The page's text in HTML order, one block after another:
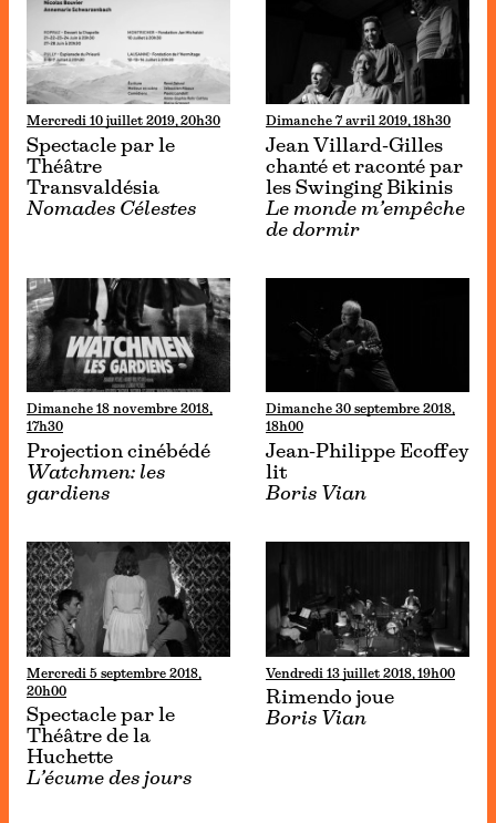
Mercredi 10 juillet 2019, 20h30
Spectacle par le
Théâtre
Transvaldésia
Nomades Célestes
Dimanche 7 avril 2019, 18h30
Jean Villard-Gilles
chanté et raconté par
les Swinging Bikinis
Le monde m’empêche
de dormir
Dimanche 18 novembre 2018,
17h30
Projection cinébédé
Watchmen: les
gardiens
Dimanche 30 septembre 2018,
18h00
Jean-Philippe Ecoffey
lit
Boris Vian
Mercredi 5 septembre 2018,
20h00
Spectacle par le
Théâtre de la
Huchette
L’écume des jours
Vendredi 13 juillet 2018, 19h00
Rimendo joue
Boris Vian